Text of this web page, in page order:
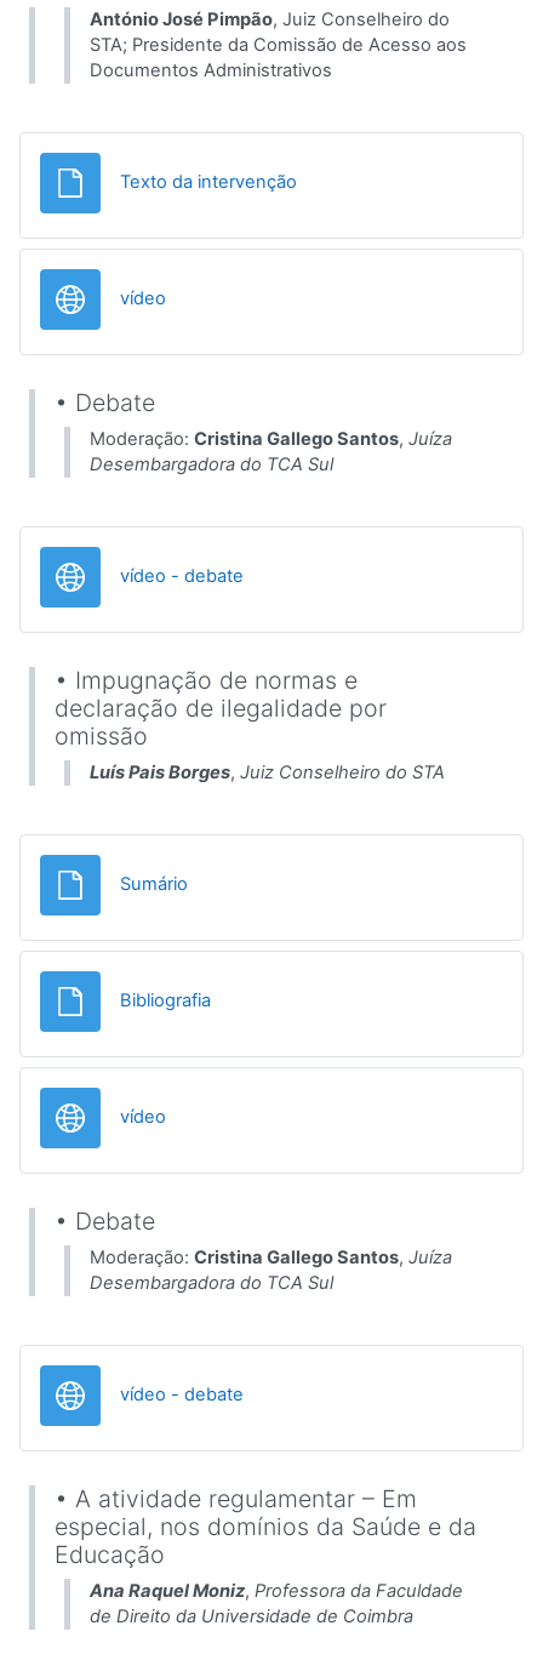
António José Pimpão, Juiz Conselheiro do
STA; Presidente da Comissão de Acesso aos
Documentos Administrativos
Texto da intervenção
vídeo
• Debate
Moderação: Cristina Gallego Santos, Juíza
Desembargadora do TCA Sul
vídeo - debate
• Impugnação de normas e
declaração de ilegalidade por
omissão
Luís Pais Borges, Juiz Conselheiro do STA
Sumário
BibliografiaFile
vídeo
• Debate
Moderação: Cristina Gallego Santos, Juíza
Desembargadora do TCA Sul
vídeo - debate
• A atividade regulamentar – Em
especial, nos domínios da Saúde e da
Educação
Ana Raquel Moniz, Professora da Faculdade
de Direito da Universidade de Coimbra